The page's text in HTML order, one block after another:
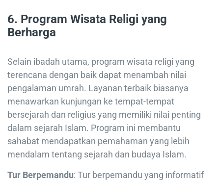
6. Program Wisata Religi yang
Berharga
Selain ibadah utama, program wisata religi yang
terencana dengan baik dapat menambah nilai
pengalaman umrah. Layanan terbaik biasanya
menawarkan kunjungan ke tempat-tempat
bersejarah dan religius yang memiliki nilai penting
dalam sejarah Islam. Program ini membantu
sahabat mendapatkan pemahaman yang lebih
mendalam tentang sejarah dan budaya Islam.
Tur Berpemandu: Tur berpemandu yang informatif